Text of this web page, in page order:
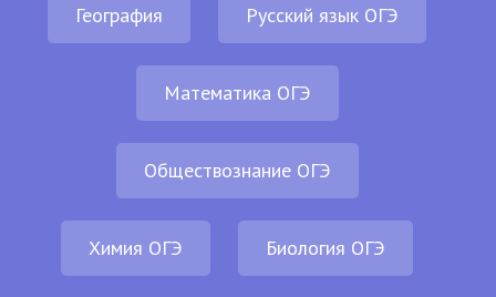
География Русский язык ОГЭ
Математика ОГЭ
Обществознание ОГЭ
Химия ОГЭ Биология ОГЭ